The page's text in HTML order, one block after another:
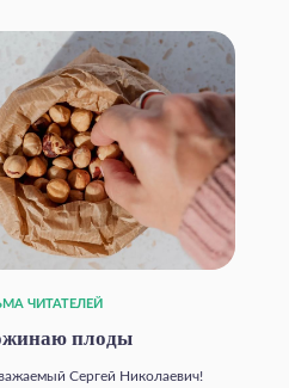
ЧИТАТЕЛЕЙ
плоды
Сергей Николаевич!